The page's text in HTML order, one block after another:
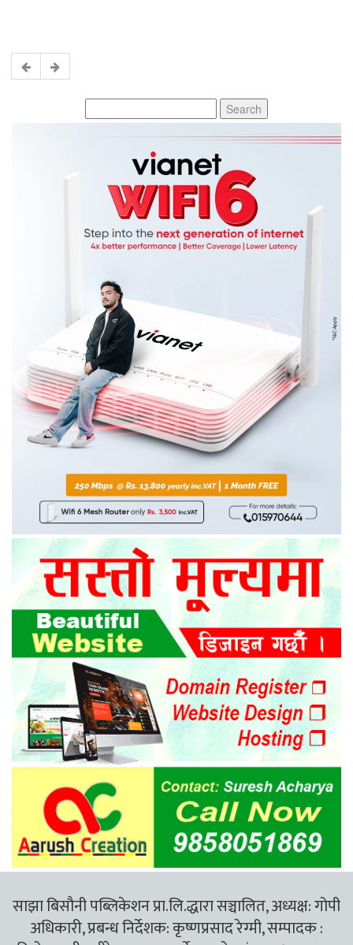
for:
साझा बिसौनी पब्लिकेशन प्रा.लि.द्धारा सञ्चालित, अध्यक्ष: गोपी
अधिकारी, प्रबन्ध निर्देशक: कृष्णप्रसाद रेग्मी, सम्पादक :